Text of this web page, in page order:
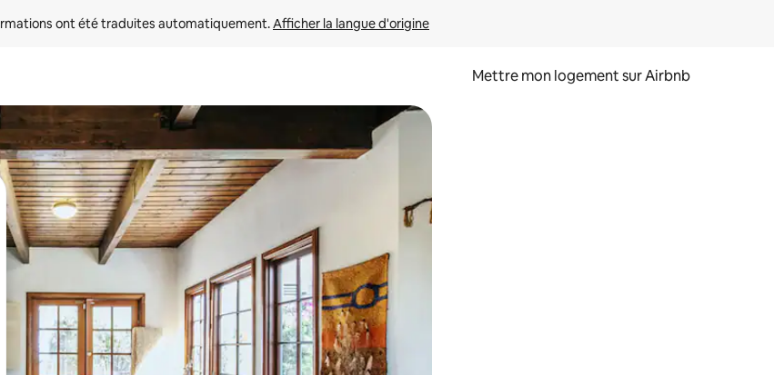
ont été traduites automatiquement. Afficher la langue d'origine
Mettre mon logement sur Airbnb
et vers le bas pour les parcourir ou en appuyant et en faisant glisser.